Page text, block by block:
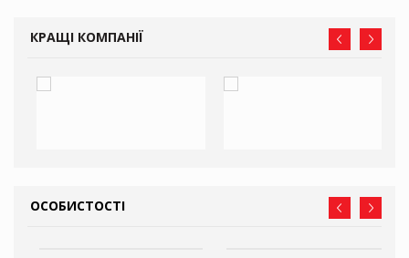
КРАЩІ КОМПАНІЇ
ОСОБИСТОСТІ